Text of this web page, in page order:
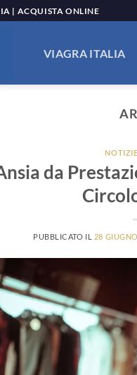
| ACQUISTA ONLINE
VIAGRA ITALIA
da
PUBBLICATO IL 28